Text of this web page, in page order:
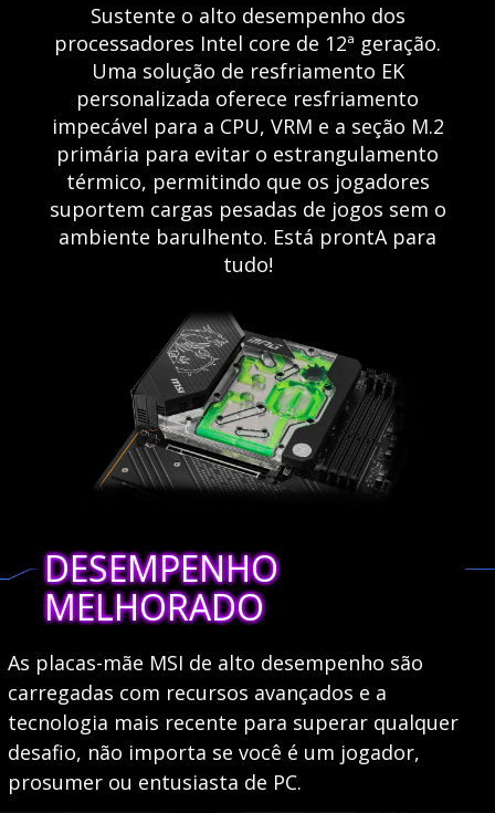
Sustente o alto desempenho dos
processadores Intel core de 12ª geração.
Uma solução de resfriamento EK
personalizada oferece resfriamento
impecável para a CPU, VRM e a seção M.2
primária para evitar o estrangulamento
térmico, permitindo que os jogadores
suportem cargas pesadas de jogos sem o
ambiente barulhento. Está prontA para
tudo!
DESEMPENHO
MELHORADO
As placas-mãe MSI de alto desempenho são
carregadas com recursos avançados e a
tecnologia mais recente para superar qualquer
desafio, não importa se você é um jogador,
prosumer ou entusiasta de PC.